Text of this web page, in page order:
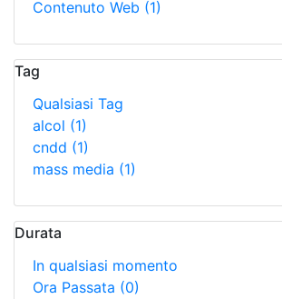
Contenuto Web (1)
Tag
Qualsiasi Tag
alcol (1)
cndd (1)
mass media (1)
Durata
In qualsiasi momento
Ora Passata (0)